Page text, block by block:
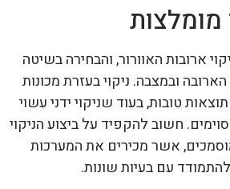
מומלצות
ארובות האוורור, והבחירה בשיטה
ובמצבה. ניקוי בעזרת מכונות
טובות, בעוד שניקוי ידני עשוי
חשוב להקפיד על ביצוע הניקוי
אשר מכירים את המערכות
עם בעיות שונות.